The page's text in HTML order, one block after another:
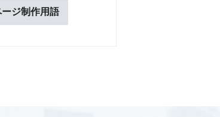
ジ制作用語